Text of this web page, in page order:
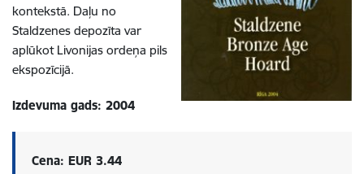
kontekstā. Daļu no
Staldzenes depozīta var
aplūkot Livonijas ordeņa pils
ekspozīcijā.
Izdevuma gads: 2004
Cena: EUR 3.44